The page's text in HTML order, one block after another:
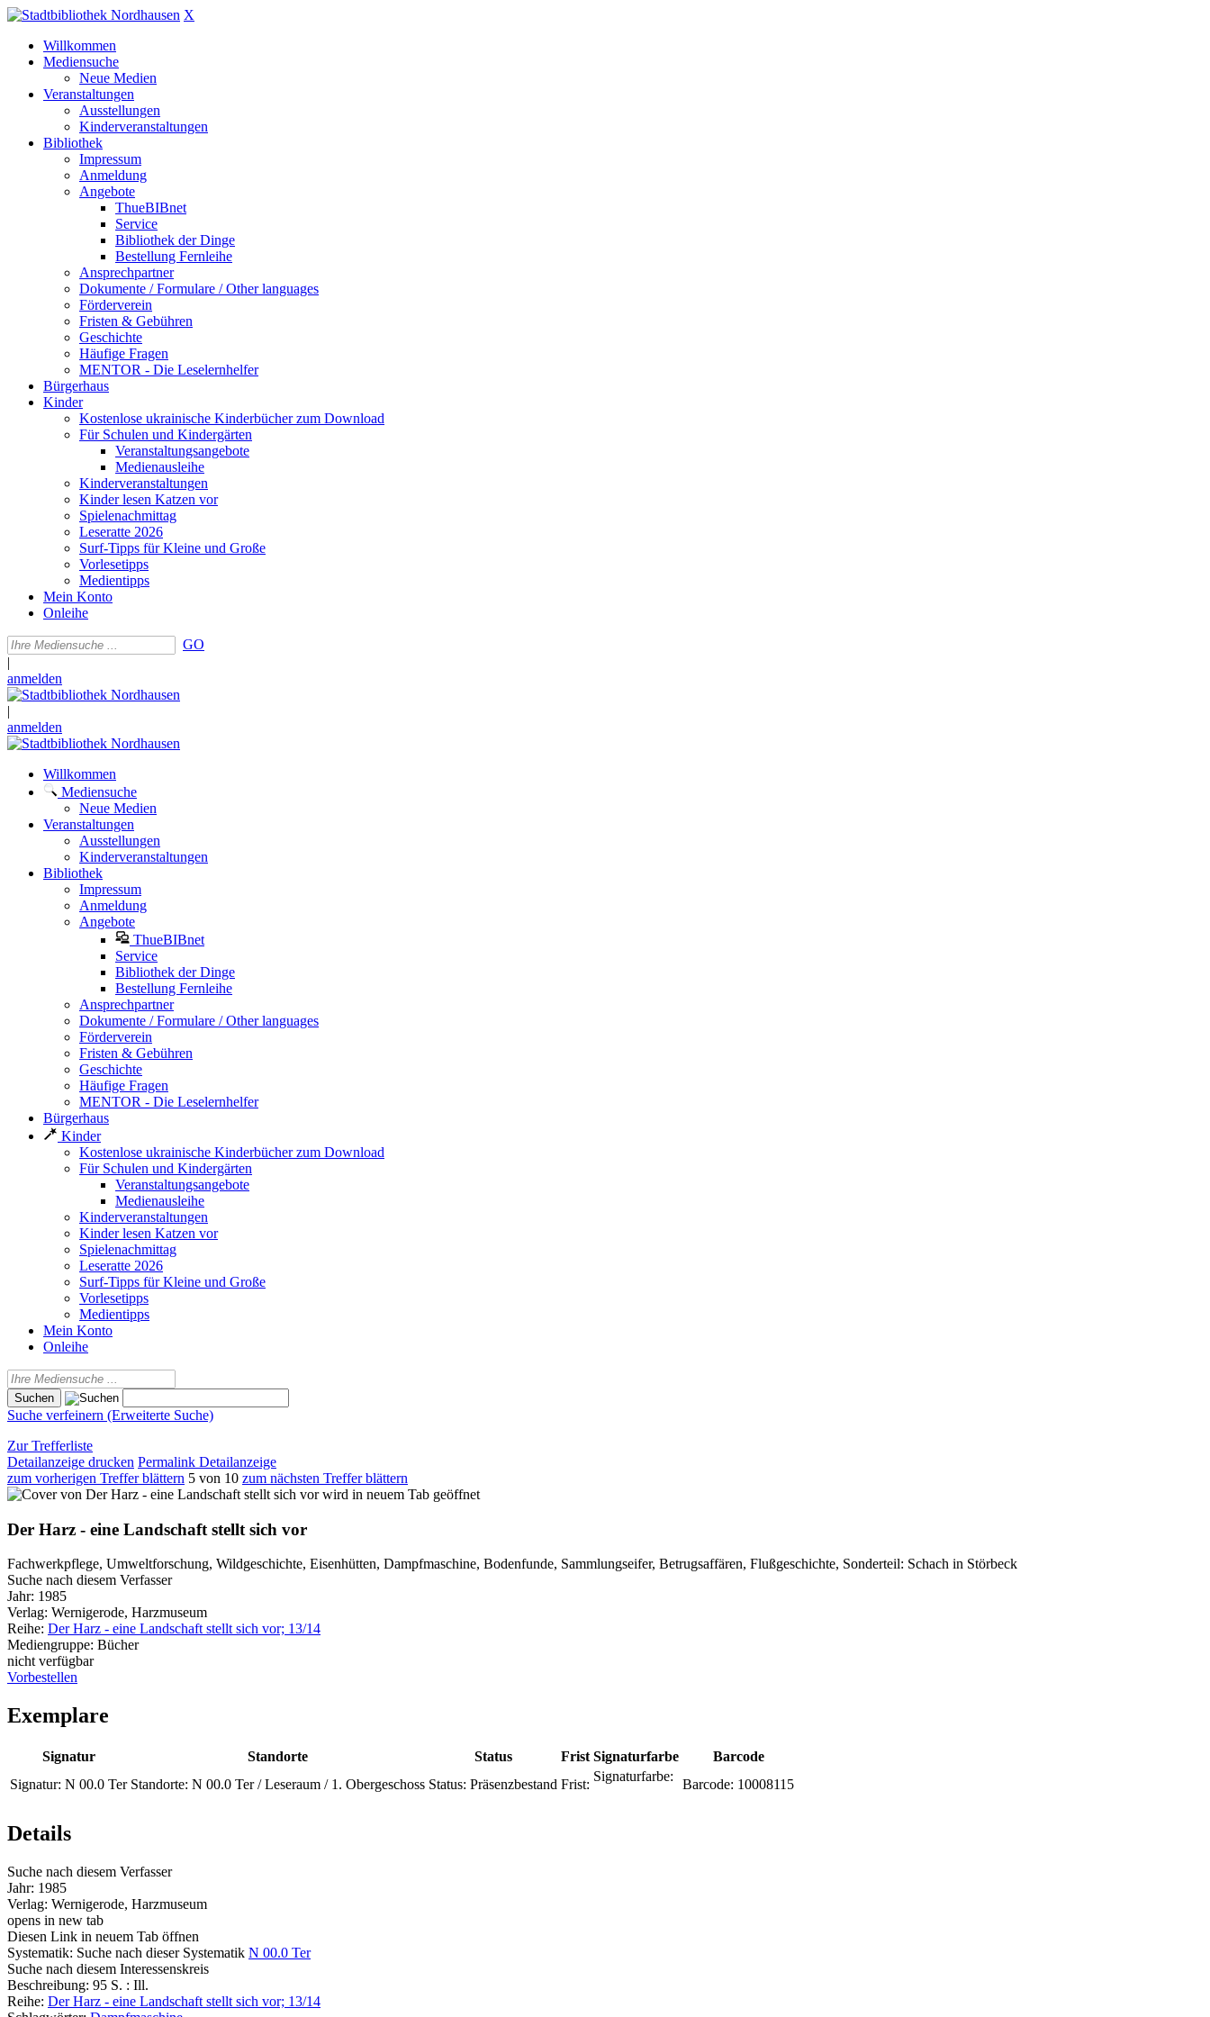
X
Willkommen
Mediensuche
Neue Medien
Veranstaltungen
Ausstellungen
Kinderveranstaltungen
Bibliothek
Impressum
Anmeldung
Angebote
ThueBIBnet
Service
Bibliothek der Dinge
Bestellung Fernleihe
Ansprechpartner
Dokumente / Formulare / Other languages
Förderverein
Fristen & Gebühren
Geschichte
Häufige Fragen
MENTOR - Die Leselernhelfer
Bürgerhaus
Kinder
Kostenlose ukrainische Kinderbücher zum Download
Für Schulen und Kindergärten
Veranstaltungsangebote
Medienausleihe
Kinderveranstaltungen
Kinder lesen Katzen vor
Spielenachmittag
Leseratte 2026
Surf-Tipps für Kleine und Große
Vorlesetipps
Medientipps
Mein Konto
Onleihe
GO
|
anmelden
|
anmelden
Willkommen
Mediensuche
Neue Medien
Veranstaltungen
Ausstellungen
Kinderveranstaltungen
Bibliothek
Impressum
Anmeldung
Angebote
ThueBIBnet
Service
Bibliothek der Dinge
Bestellung Fernleihe
Ansprechpartner
Dokumente / Formulare / Other languages
Förderverein
Fristen & Gebühren
Geschichte
Häufige Fragen
MENTOR - Die Leselernhelfer
Bürgerhaus
Kinder
Kostenlose ukrainische Kinderbücher zum Download
Für Schulen und Kindergärten
Veranstaltungsangebote
Medienausleihe
Kinderveranstaltungen
Kinder lesen Katzen vor
Spielenachmittag
Leseratte 2026
Surf-Tipps für Kleine und Große
Vorlesetipps
Medientipps
Mein Konto
Onleihe
Suche verfeinern (Erweiterte Suche)
Zur Trefferliste
Detailanzeige drucken Permalink Detailanzeige
zum vorherigen Treffer blättern 5 von 10 zum nächsten Treffer blättern
wird in neuem Tab geöffnet
Der Harz - eine Landschaft stellt sich vor
Fachwerkpflege, Umweltforschung, Wildgeschichte, Eisenhütten, Dampfmaschine, Bodenfunde, Sammlungseifer, Betrugsaffären, Flußgeschichte, Sonderteil: Schach in Störbeck
Suche nach diesem Verfasser
Jahr: 1985
Verlag: Wernigerode, Harzmuseum
Reihe: Der Harz - eine Landschaft stellt sich vor; 13/14
Mediengruppe: Bücher
nicht verfügbar
Vorbestellen
Exemplare
Signatur Standorte Status Frist Signaturfarbe
Barcode
Signatur: N 00.0 Ter Standorte: N 00.0 Ter / Leseraum / 1. Obergeschoss Status: Präsenzbestand Frist:
Signaturfarbe:
Barcode: 10008115
Details
Suche nach diesem Verfasser
Jahr: 1985
Verlag: Wernigerode, Harzmuseum
opens in new tab
Diesen Link in neuem Tab öffnen
Systematik: Suche nach dieser Systematik N 00.0 Ter
Suche nach diesem Interessenskreis
Beschreibung: 95 S. : Ill.
Reihe: Der Harz - eine Landschaft stellt sich vor; 13/14